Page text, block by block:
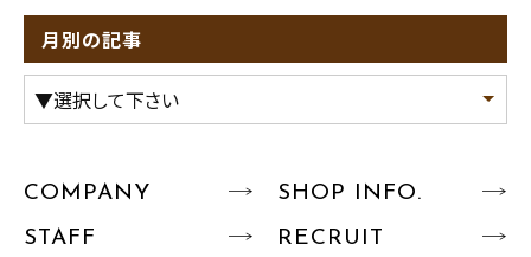
月別の記事
COMPANY
SHOP INFO.
STAFF
RECRUIT